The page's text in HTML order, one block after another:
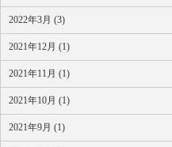
2022年3月 (3)
2021年12月 (1)
2021年11月 (1)
2021年10月 (1)
2021年9月 (1)